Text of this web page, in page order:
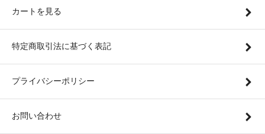
カートを見る
特定商取引法に基づく表記
プライバシーポリシー
お問い合わせ